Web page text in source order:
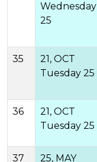
Wednesday
25
35
21, OCT
Tuesday 25
36
21, OCT
Tuesday 25
37
25, MAY